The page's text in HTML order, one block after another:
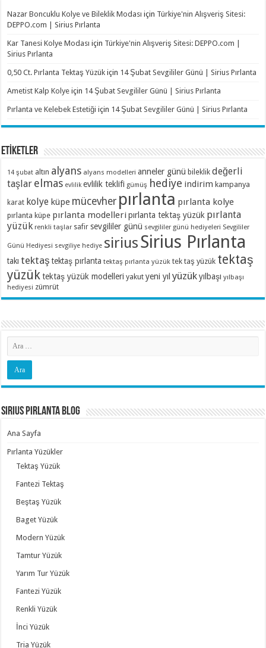
Nazar Boncuklu Kolye ve Bileklik Modası için Türkiye'nin Alışveriş Sitesi:
DEPPO.com | Sirius Pırlanta
Kar Tanesi Kolye Modası için Türkiye'nin Alışveriş Sitesi: DEPPO.com |
Sirius Pırlanta
0,50 Ct. Pırlanta Tektaş Yüzük için 14 Şubat Sevgililer Günü | Sirius Pırlanta
Ametist Kalp Kolye için 14 Şubat Sevgililer Günü | Sirius Pırlanta
Pırlanta ve Kelebek Estetiği için 14 Şubat Sevgililer Günü | Sirius Pırlanta
ETİKETLER
14 şubat altın alyans alyans modelleri anneler günü bileklik değerli
taşlar elmas evlilik evlilik teklifi gümüş hediye indirim kampanya
karat kolye küpe mücevher pırlanta pırlanta kolye
pırlanta küpe pırlanta modelleri pırlanta tektaş yüzük pırlanta
yüzük renkli taşlar safir sevgililer günü sevgililer günü hediyeleri Sevgililer
Günü Hediyesi sevgiliye hediye siriusSirius Pırlanta
takı tektaş tektaş pırlanta tektaş pırlanta yüzük tek taş yüzük tektaş
yüzük tektaş yüzük modelleri yakut yeni yıl yüzük yılbaşı yılbaşı
hediyesi zümrüt
Sirius Pırlanta Blog
Ana Sayfa
Pırlanta Yüzükler
Tektaş Yüzük
Fantezi Tektaş
Beştaş Yüzük
Baget Yüzük
Modern Yüzük
Tamtur Yüzük
Yarım Tur Yüzük
Fantezi Yüzük
Renkli Yüzük
İnci Yüzük
Tria Yüzük